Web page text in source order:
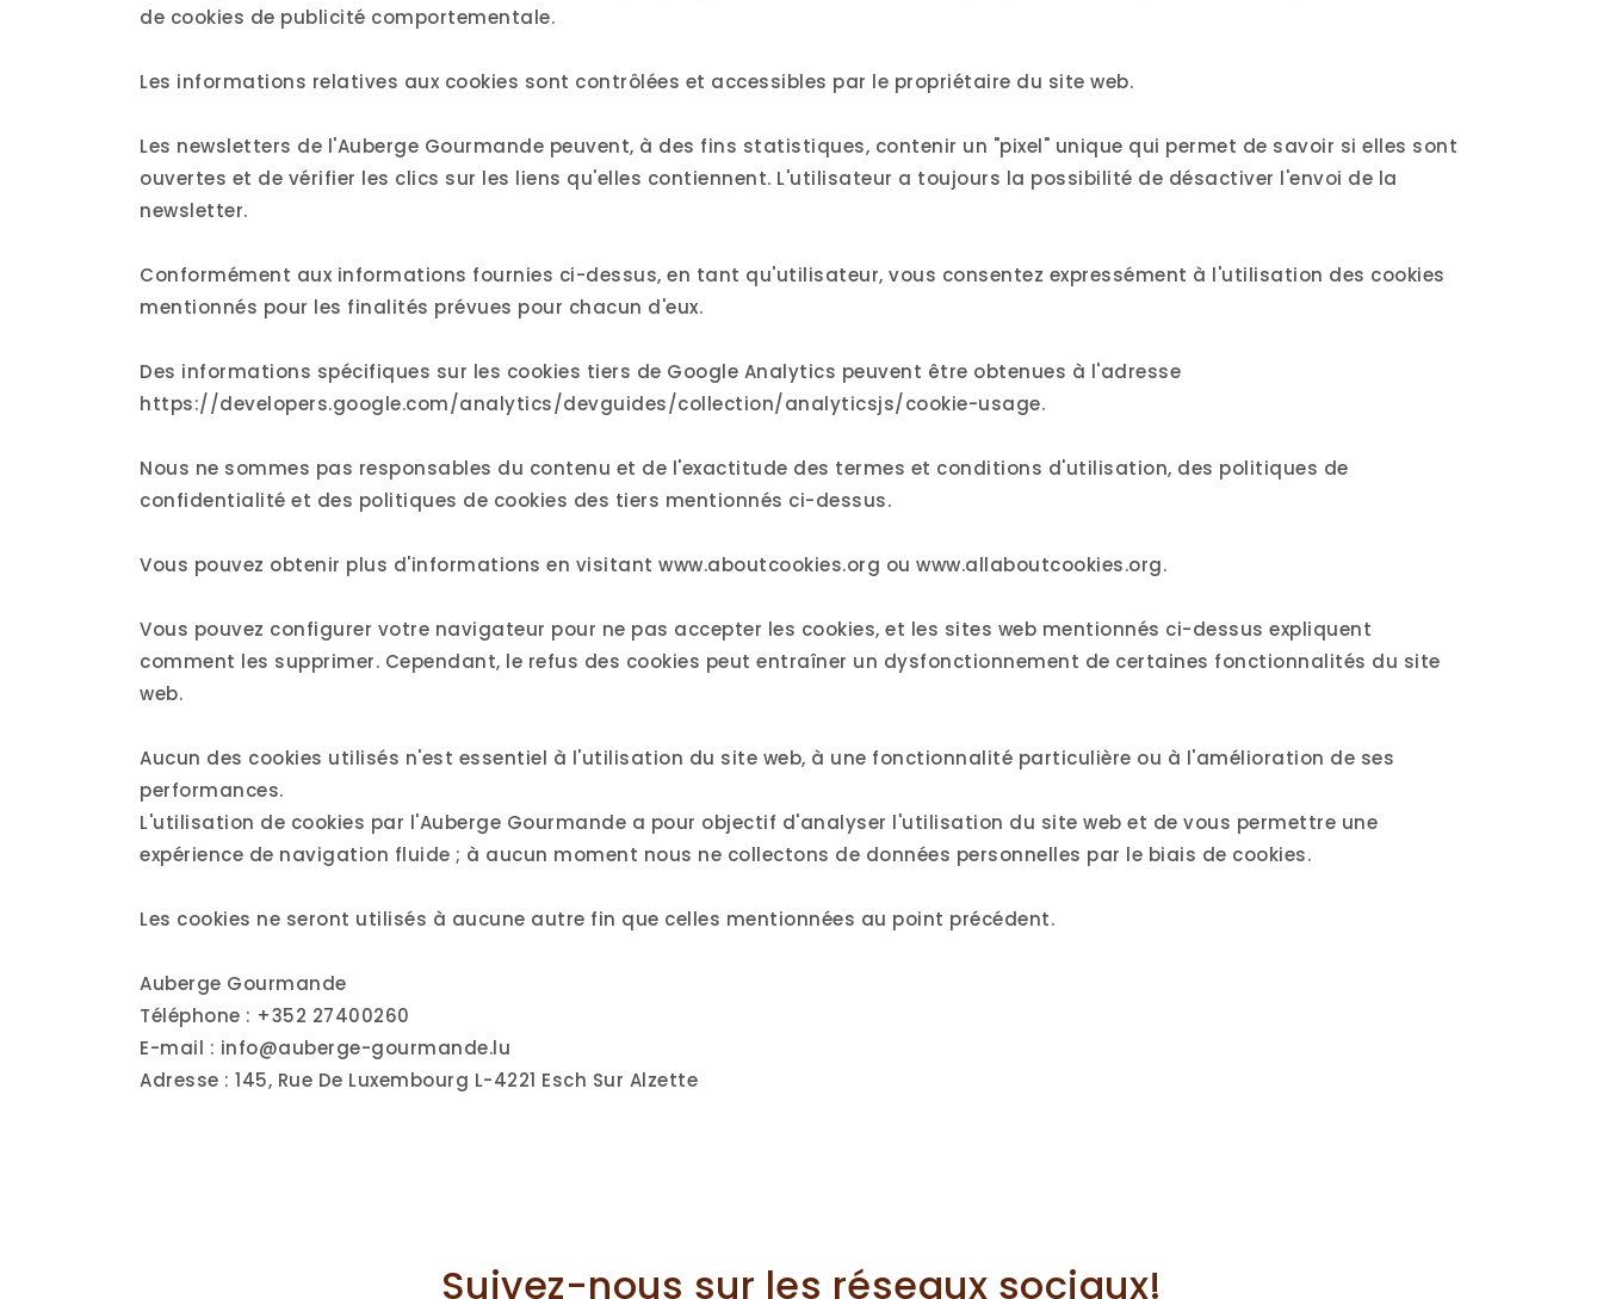
de cookies de publicité comportementale.
Les informations relatives aux cookies sont contrôlées et accessibles par le propriétaire du site web.
Les newsletters de l'Auberge Gourmande peuvent, à des fins statistiques, contenir un "pixel" unique qui permet de savoir si elles sont
ouvertes et de vérifier les clics sur les liens qu'elles contiennent. L'utilisateur a toujours la possibilité de désactiver l'envoi de la
newsletter.
Conformément aux informations fournies ci-dessus, en tant qu'utilisateur, vous consentez expressément à l'utilisation des cookies
mentionnés pour les finalités prévues pour chacun d'eux.
Des informations spécifiques sur les cookies tiers de Google Analytics peuvent être obtenues à l'adresse
https://developers.google.com/analytics/devguides/collection/analyticsjs/cookie-usage.
Nous ne sommes pas responsables du contenu et de l'exactitude des termes et conditions d'utilisation, des politiques de
confidentialité et des politiques de cookies des tiers mentionnés ci-dessus.
Vous pouvez obtenir plus d'informations en visitant www.aboutcookies.org ou www.allaboutcookies.org.
Vous pouvez configurer votre navigateur pour ne pas accepter les cookies, et les sites web mentionnés ci-dessus expliquent
comment les supprimer. Cependant, le refus des cookies peut entraîner un dysfonctionnement de certaines fonctionnalités du site
web.
Aucun des cookies utilisés n'est essentiel à l'utilisation du site web, à une fonctionnalité particulière ou à l'amélioration de ses
performances.
L'utilisation de cookies par l'Auberge Gourmande a pour objectif d'analyser l'utilisation du site web et de vous permettre une
expérience de navigation fluide ; à aucun moment nous ne collectons de données personnelles par le biais de cookies.
Les cookies ne seront utilisés à aucune autre fin que celles mentionnées au point précédent.
Auberge Gourmande
Téléphone : +352 27400260
E-mail : info@auberge-gourmande.lu
Adresse : 145, Rue De Luxembourg L-4221 Esch Sur Alzette
Suivez-nous sur les réseaux sociaux!